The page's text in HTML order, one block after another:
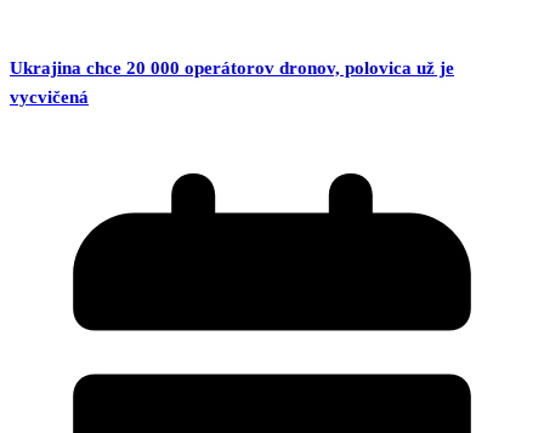
Ukrajina chce 20 000 operátorov dronov, polovica už je
vycvičená